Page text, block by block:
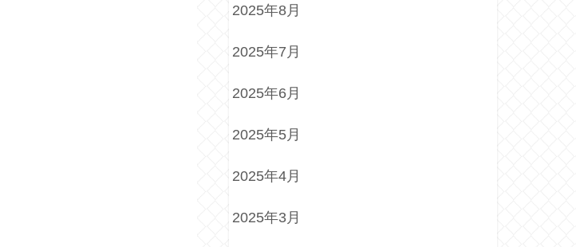
2025年8月
2025年7月
2025年6月
2025年5月
2025年4月
2025年3月